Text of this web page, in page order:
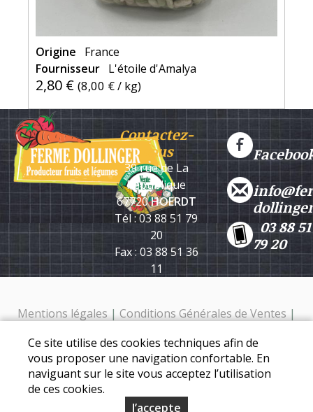
Origine
France
Fournisseur L'étoile d'Amalya
2,80 € (8,00 €/ kg)
Contactez-
nous
39 rue de La
République
67720HOERDT
Tél : 03 88 51 79
20
Fax : 03 88 51 36
11
03 88 51
79 20
Mentions légales | Conditions Générales de Ventes |
Ferme Dollinger - 39 rue de la république - 67720 Hoerdt -
Tél. : 03 88 51 79 20
© Copyright 2026 - Ferme Dollinger - Tous droits réservés -
Ce site utilise des cookies techniques afin de
vous proposer une navigation confortable. En
naviguant sur le site vous acceptez l’utilisation
de ces cookies.
J’accepte